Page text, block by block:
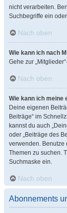
nicht verarbeiten.
Suchbegriffe ein
Nach oben
Wie kann ich nach
Gehe zur
Nach oben
Wie kann ich meine
Deine eigenen
Beiträge“ im
kannst du auch
oder „Beiträge des
verwenden. Benutze
Themen zu suchen.
Suchmaske ein.
Nach oben
Abonnements